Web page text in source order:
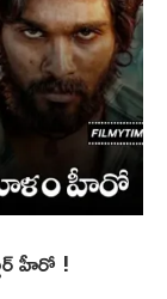
హీరో !